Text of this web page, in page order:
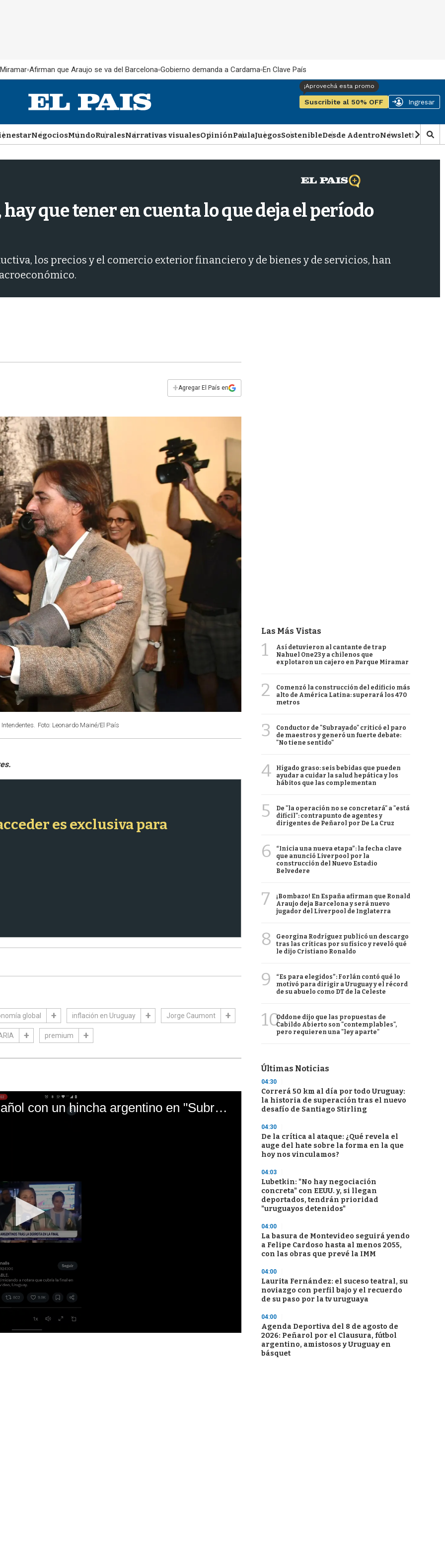
Afirman que Araujo se va del Barcelona Gobierno demanda a Cardama En Clave País
Suscribite al 50% OFF Ingresar
NegociosMundoRuralesNarrativas visualesOpiniónPaulaJuegosSostenibleDesde AdentroNewsletter
M
o
s
hay que tener en cuenta lo que deja el período
los precios y el comercio exterior financiero y de bienes y de servicios, han
+Agregar El País en
Foto: Leonardo Mainé/El País
es exclusiva para
global inflación en Uruguay Jorge Caumont
premium
El mal momento de Yanina Gasañol con un hincha argentino en "Subrayado"
Las Más Vistas
1
Así detuvieron al cantante de trap
Nahuel One23 y a chilenos que
explotaron un cajero en Parque Miramar
2
Comenzó la construcción del edificio más
alto de América Latina: superará los 470
metros
3
Conductor de "Subrayado" criticó el paro
de maestros y generó un fuerte debate:
"No tiene sentido"
4
Hígado graso: seis bebidas que pueden
ayudar a cuidar la salud hepática y los
hábitos que las complementan
5
De "la operación no se concretará" a "está
difícil": contrapunto de agentes y
dirigentes de Peñarol por De La Cruz
6
“Inicia una nueva etapa”: la fecha clave
que anunció Liverpool por la
construcción del Nuevo Estadio
Belvedere
7
¡Bombazo! En España afirman que Ronald
Araujo deja Barcelona y será nuevo
jugador del Liverpool de Inglaterra
8
Georgina Rodríguez publicó un descargo
tras las críticas por su físico y reveló qué
le dijo Cristiano Ronaldo
9
“Es para elegidos”: Forlán contó qué lo
motivó para dirigir a Uruguay y el récord
de su abuelo como DT de la Celeste
10Oddone dijo que las propuestas de
Cabildo Abierto son "contemplables",
pero requieren una "ley aparte"
Últimas Noticias
04:30
Correrá 50 km al día por todo Uruguay:
la historia de superación tras el nuevo
desafío de Santiago Stirling
04:30
De la crítica al ataque: ¿Qué revela el
auge del hate sobre la forma en la que
hoy nos vinculamos?
04:03
Lubetkin: "No hay negociación
concreta" con EEUU. y, si llegan
deportados, tendrán prioridad
"uruguayos detenidos"
04:00
La basura de Montevideo seguirá yendo
a Felipe Cardoso hasta al menos 2055,
con las obras que prevé la IMM
04:00
Laurita Fernández: el suceso teatral, su
noviazgo con perfil bajo y el recuerdo
de su paso por la tv uruguaya
04:00
Agenda Deportiva del 8 de agosto de
2026: Peñarol por el Clausura, fútbol
argentino, amistosos y Uruguay en
básquet